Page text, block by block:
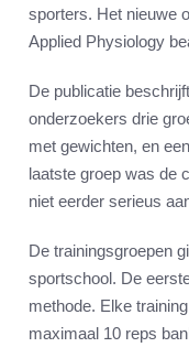
sporters. Het nieuwe
Applied Physiology
De publicatie
onderzoekers drie
met gewichten, en
laatste groep was de
niet eerder serieus
De trainingsgroepen
sportschool. De
methode. Elke
maximaal 10 reps